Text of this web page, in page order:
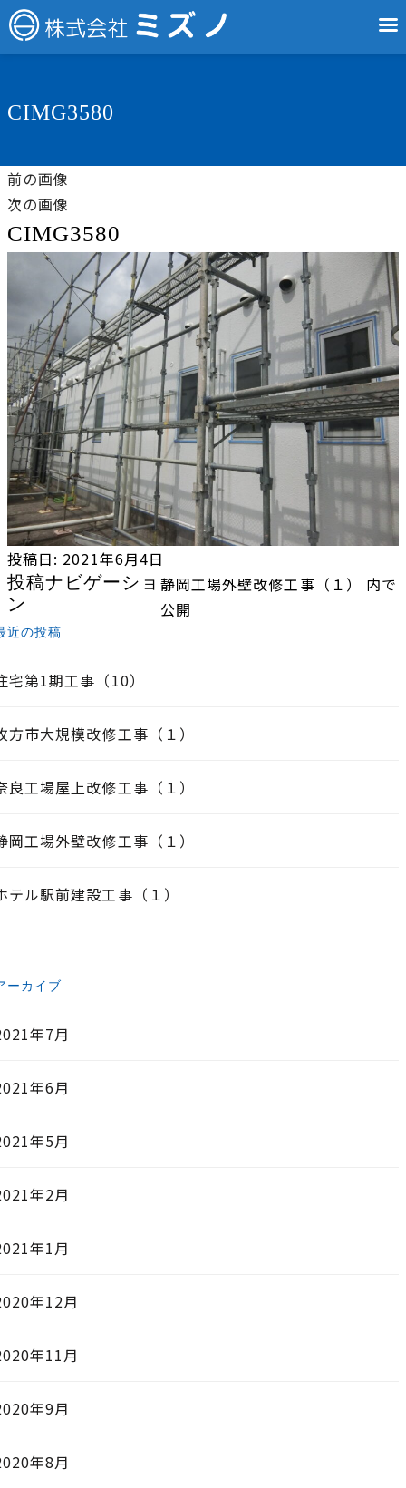
CIMG3580
前の画像
次の画像
CIMG3580
投稿日: 2021年6月4日
投稿ナビゲーショ
ン
静岡工場外壁改修工事（１）
内で
公開
近の投稿
宅第1期工事（10）
方市大規模改修工事（１）
良工場屋上改修工事（１）
岡工場外壁改修工事（１）
テル駅前建設工事（１）
ーカイブ
年7月
年6月
年5月
年2月
年1月
年12月
年11月
年9月
年8月